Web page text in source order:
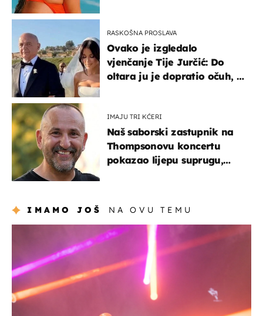
RASKOŠNA PROSLAVA
Ovako je izgledalo
vjenčanje Tije Jurčić: Do
oltara ju je dopratio očuh, a
IMAJU TRI KĆERI
Naš saborski zastupnik na
Thompsonovu koncertu
pokazao lijepu suprugu,
IMAMO JOŠ NA OVU TEMU